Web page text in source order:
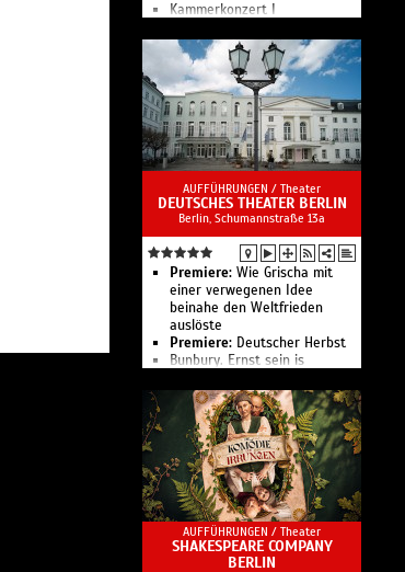
Kam­mer­kon­zert I
Ballettgespräch
Liederabend Ludovic Tézier
Madama Butterfly
Kinderkonzert I
Jubiläumsgala der Staatlichen
Ballett- und Artistikschule
Tosca
Liederabend Internationales
Opernstudio
Eines der schönsten
Opernhäuser der Welt
AUFFÜHRUNGEN / Theater
DEUTSCHES THEATER BERLIN
Berlin, Schumannstraße 13a
Premiere: Wie Grischa mit
einer verwegenen Idee
beinahe den Weltfrieden
auslöste
Premiere: Deutscher Herbst
Bunbury. Ernst sein is
Der erste fiese Typ
Die Gehaltserhöhung
Heimsuchung
Polaris
Gift
Parzival
Die drei Leben der Hannah
Arendt
Die Marquise von O. und –
Sophie Rois fährt gegen die
AUFFÜHRUNGEN / Theater
SHAKESPEARE COMPANY
BERLIN